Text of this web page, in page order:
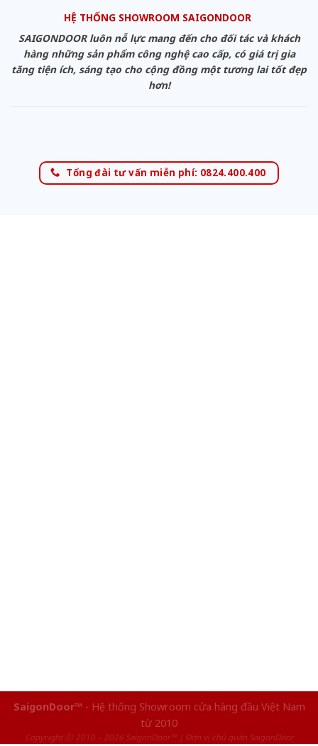
HỆ THỐNG SHOWROOM SAIGONDOOR
SAIGONDOOR luôn nỗ lực mang đến cho đối tác và khách
hàng những sản phẩm công nghệ cao cấp, có giá trị gia
tăng tiện ích, sáng tạo cho cộng đồng một tương lai tốt đẹp
hơn!
Tổng đài tư vấn miễn phí: 0824.400.400
SaigonDoor™ - Hệ thống Showroom cửa hàng đầu Việt Nam
từ 2010
Copyright ⓒ 2010 – 2026 SaigonDoor™ | Đơn vị chủ quản SaigonDoor